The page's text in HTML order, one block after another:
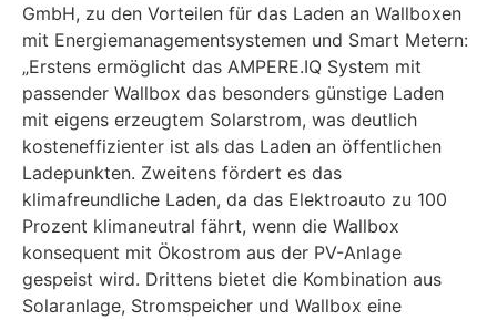
GmbH, zu den Vorteilen für das Laden an Wallboxen
mit Energiemanagementsystemen und Smart Metern:
„Erstens ermöglicht das AMPERE.IQ System mit
passender Wallbox das besonders günstige Laden
mit eigens erzeugtem Solarstrom, was deutlich
kosteneffizienter ist als das Laden an öffentlichen
Ladepunkten. Zweitens fördert es das
klimafreundliche Laden, da das Elektroauto zu 100
Prozent klimaneutral fährt, wenn die Wallbox
konsequent mit Ökostrom aus der PV-Anlage
gespeist wird. Drittens bietet die Kombination aus
Solaranlage, Stromspeicher und Wallbox eine